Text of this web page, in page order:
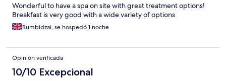
Wonderful to have a spa on site with great treatment options!
Breakfast is very good with a wide variety of options
Rumbidzai, se hospedó 1 noche
Opinión verificada
10/10 Excepcional